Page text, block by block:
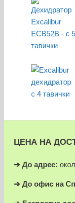
ЦЕНА НА
➔ До адрес:
➔ До офис на